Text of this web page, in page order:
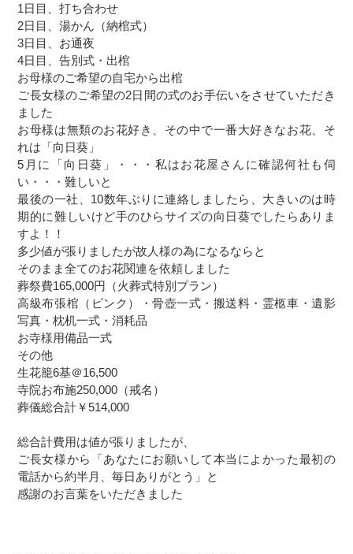
1日目、打ち合わせ
2日目、湯かん（納棺式）
3日目、お通夜
4日目、告別式・出棺
お母様のご希望の自宅から出棺
ご長女様のご希望の2日間の式のお手伝いをさせていただき
ました
お母様は無類のお花好き、その中で一番大好きなお花、そ
れは「向日葵」
5月に「向日葵」・・・私はお花屋さんに確認何社も伺
い・・・難しいと
最後の一社、10数年ぶりに連絡しましたら、大きいのは時
期的に難しいけど手のひらサイズの向日葵でしたらありま
すよ！！
多少値が張りましたが故人様の為になるならと
そのまま全てのお花関連を依頼しました
葬祭費165,000円（火葬式特別プラン）
高級布張棺（ピンク）・骨壺一式・搬送料・霊柩車・遺影
写真・枕机一式・消耗品
お寺様用備品一式
その他
生花籠6基＠16,500
寺院お布施250,000（戒名）
葬儀総合計￥514,000
総合計費用は値が張りましたが、
ご長女様から「あなたにお願いして本当によかった最初の
電話から約半月、毎日ありがとう」と
感謝のお言葉をいただきました